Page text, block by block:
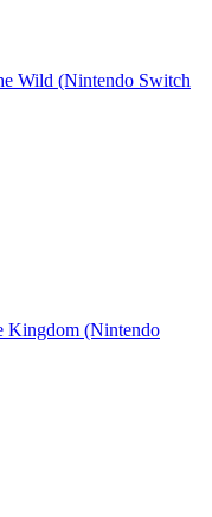
Wild (Nintendo Switch
Kingdom (Nintendo